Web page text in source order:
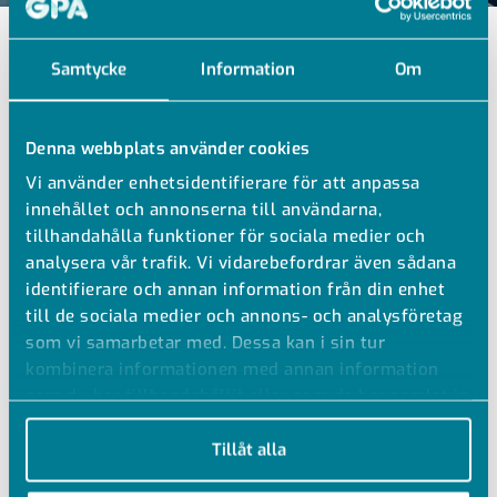
Samtycke Information Om
Denna webbplats använder cookies
Vi använder enhetsidentifierare för att anpassa
innehållet och annonserna till användarna,
tillhandahålla funktioner för sociala medier och
analysera vår trafik. Vi vidarebefordrar även sådana
identifierare och annan information från din enhet
till de sociala medier och annons- och analysföretag
som vi samarbetar med. Dessa kan i sin tur
kombinera informationen med annan information
som du har tillhandahållit eller som de har samlat in
när du har använt deras tjänster.
Tillåt alla
GPA Live inspelningar
HANDEL
E-HANDEL
Ida Stefansson och Måns Sjögren fördjupar sig i
GPAs hemsida och e-handel. Vilka fördelar det
finns med att vara e-handelskund på gpa.se? De
delar med sig av tips och trix som förenklar din
vardag.